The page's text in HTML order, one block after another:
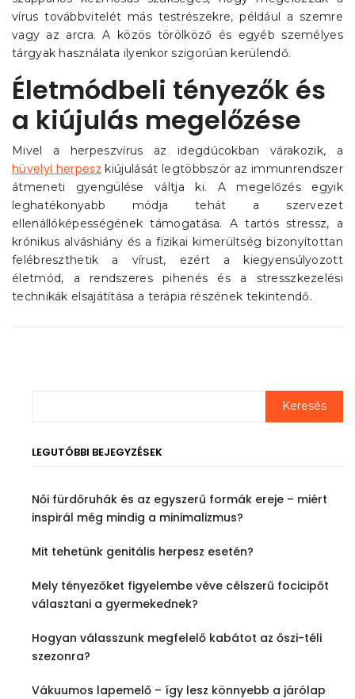
vírus továbbvitelét más testrészekre, például a szemre
vagy az arcra. A közös törölköző és egyéb személyes
tárgyak használata ilyenkor szigorúan kerülendő.
Életmódbeli tényezők és
a kiújulás megelőzése
Mivel a herpeszvírus az idegdúcokban várakozik, a
hüvelyi herpesz kiújulását legtöbbször az immunrendszer
átmeneti gyengülése váltja ki. A megelőzés egyik
leghatékonyabb módja tehát a szervezet
ellenállóképességének támogatása. A tartós stressz, a
krónikus alváshiány és a fizikai kimerültség bizonyítottan
felébreszthetik a vírust, ezért a kiegyensúlyozott
életmód, a rendszeres pihenés és a stresszkezelési
technikák elsajátítása a terápia részének tekintendő.
LEGUTÓBBI BEJEGYZÉSEK
Női fürdőruhák és az egyszerű formák ereje – miért
inspirál még mindig a minimalizmus?
Mit tehetünk genitális herpesz esetén?
Mely tényezőket figyelembe véve célszerű focicipőt
választani a gyermekednek?
Hogyan válasszunk megfelelő kabátot az őszi-téli
szezonra?
Vákuumos lapemelő – így lesz könnyebb a járólap